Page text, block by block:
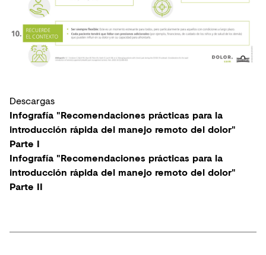
Descargas
Infografía "Recomendaciones prácticas para la
introducción rápida del manejo remoto del dolor"
Parte I
Infografía "Recomendaciones prácticas para la
introducción rápida del manejo remoto del dolor"
Parte II